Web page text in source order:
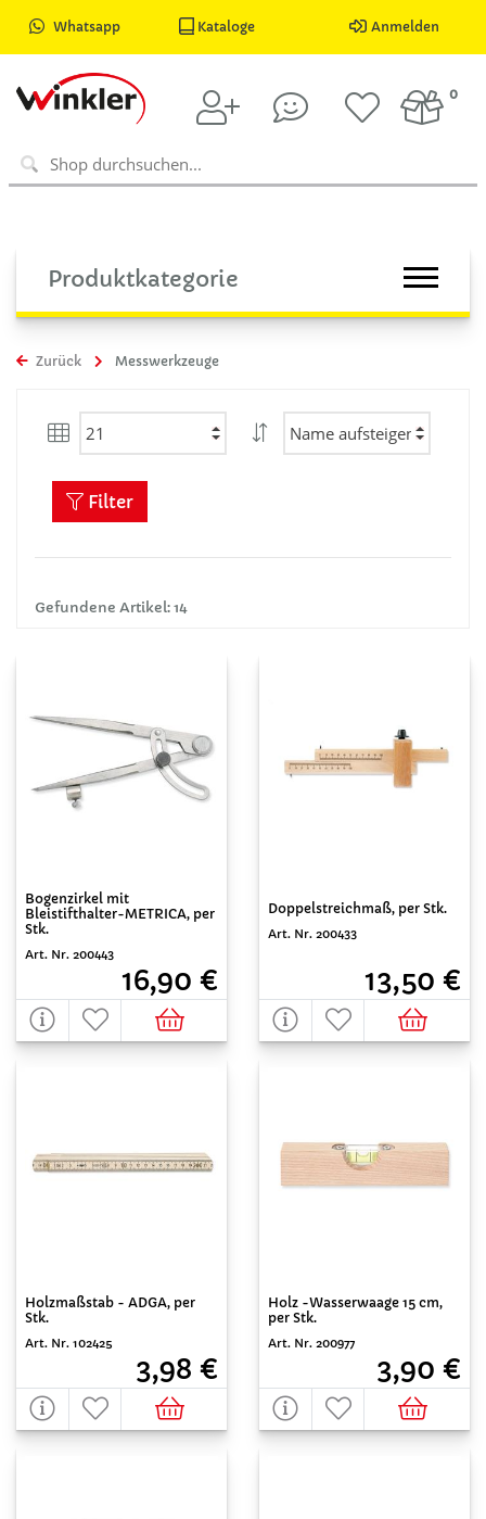
Whatsapp Kataloge Anmelden
0
Produktkategorie
Zurück Messwerkzeuge
Gefundene Artikel: 14
Filter
Bogenzirkel mit
Bleistifthalter-METRICA, per
Stk.
Art. Nr. 200443
16,90 €
Doppelstreichmaß, per Stk.
Art. Nr. 200433
13,50 €
Holzmaßstab - ADGA, per
Stk.
Art. Nr. 102425
3,98 €
Holz -Wasserwaage 15 cm,
per Stk.
Art. Nr. 200977
3,90 €